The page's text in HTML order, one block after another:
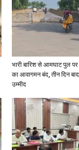
भारी बारिश से आमघाट पुल पर
का आवागमन बंद, तीन दिन
उम्मीद